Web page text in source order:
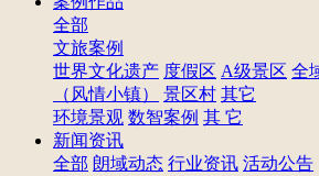
全部
文旅案例
世界文化遗产 度假区 A级景区 全
（风情小镇）
景区村 其它
环境景观 数智案例 其 它
新闻资讯
全部 朗域动态 行业资讯 活动公告